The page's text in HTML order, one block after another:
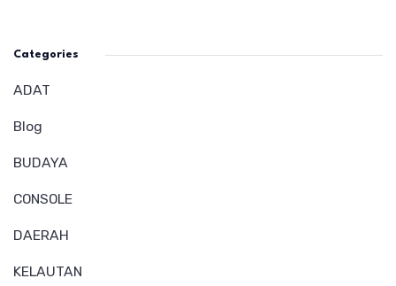
Categories
ADAT
Blog
BUDAYA
CONSOLE
DAERAH
KELAUTAN